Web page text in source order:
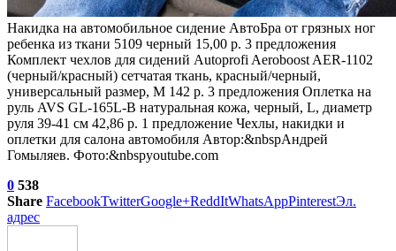
Накидка на автомобильное сидение АвтоБра от грязных ног
ребенка из ткани 5109 черный 15,00 р. 3 предложения
Комплект чехлов для сидений Autoprofi Aeroboost AER-1102
(черный/красный) сетчатая ткань, красный/черный,
универсальный размер, M 142 р. 3 предложения Оплетка на
руль AVS GL-165L-B натуральная кожа, черный, L, диаметр
руля 39-41 см 42,86 р. 1 предложение Чехлы, накидки и
оплетки для салона автомобиля Автор:&nbspАндрей
Гомыляев. Фото:&nbspyoutube.com
0 538
Share FacebookTwitterGoogle+ReddItWhatsAppPinterestЭл.
адрес